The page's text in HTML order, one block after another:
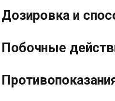
Дозировка и
Побочные